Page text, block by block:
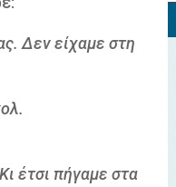
Δεν είχαμε στη
έτσι πήγαμε στα